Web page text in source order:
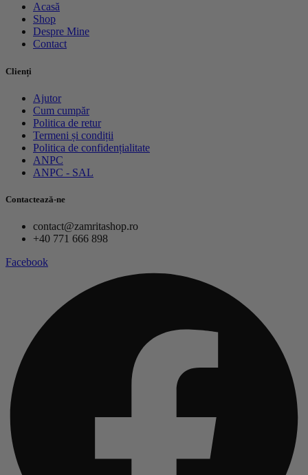
Acasă
Shop
Despre Mine
Contact
Clienți
Ajutor
Cum cumpăr
Politica de retur
Termeni și condiții
Politica de confidențialitate
ANPC
ANPC - SAL
Contactează-ne
contact@zamritashop.ro
+40 771 666 898
Facebook